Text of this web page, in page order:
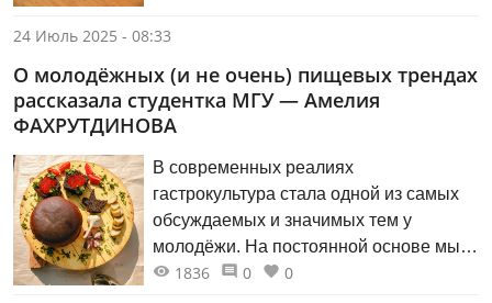
24 Июль 2025 - 08:33
О молодёжных (и не очень) пищевых трендах
рассказала студентка МГУ — Амелия
ФАХРУТДИНОВА
В современных реалиях
гастрокультура стала одной из самых
обсуждаемых и значимых тем у
молодёжи. На постоянной основе мы
встречаемся с индивидуальными
1836 0 0